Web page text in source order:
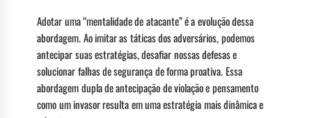
Adotar uma “mentalidade de atacante” é a evolução dessa
abordagem. Ao imitar as táticas dos adversários, podemos
antecipar suas estratégias, desafiar nossas defesas e
solucionar falhas de segurança de forma proativa. Essa
abordagem dupla de antecipação de violação e pensamento
como um invasor resulta em uma estratégia mais dinâmica e